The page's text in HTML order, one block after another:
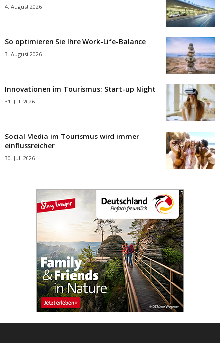
4. August 2026
So optimieren Sie Ihre Work-Life-Balance
3. August 2026
Innovationen im Tourismus: Start-up Night
31. Juli 2026
Social Media im Tourismus wird immer
einflussreicher
30. Juli 2026